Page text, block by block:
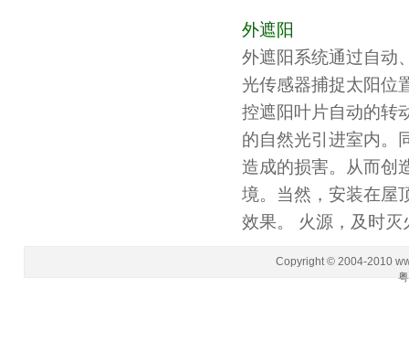
外遮阳
外遮阳系统通过自动
光传感器捕捉太阳位
控遮阳叶片自动的转
的自然光引进室内。
造成的损害。从而创
境。当然，安装在屋
效果。 火源，及时灭
Copyright © 2004-2010